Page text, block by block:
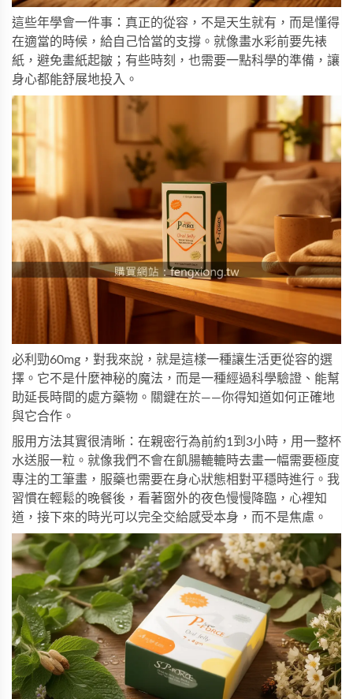
這些年學會一件事：真正的從容，不是天生就有，而是懂得
在適當的時候，給自己恰當的支撐。就像畫水彩前要先裱
紙，避免畫紙起皺；有些時刻，也需要一點科學的準備，讓
身心都能舒展地投入。
必利勁60mg，對我來說，就是這樣一種讓生活更從容的選
擇。它不是什麼神秘的魔法，而是一種經過科學驗證、能幫
助延長時間的處方藥物。關鍵在於——你得知道如何正確地
與它合作。
服用方法其實很清晰：在親密行為前約1到3小時，用一整杯
水送服一粒。就像我們不會在飢腸轆轆時去畫一幅需要極度
專注的工筆畫，服藥也需要在身心狀態相對平穩時進行。我
習慣在輕鬆的晚餐後，看著窗外的夜色慢慢降臨，心裡知
道，接下來的時光可以完全交給感受本身，而不是焦慮。